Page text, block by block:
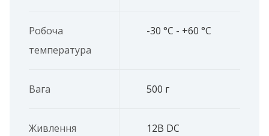
Робоча
температура
-30 °C - +60 °C
Вага 500 г
Живлення 12В DC